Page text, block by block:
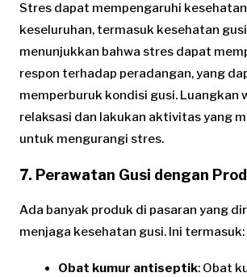
Stres dapat mempengaruhi
keseluruhan, termasuk kesehatan
menunjukkan bahwa stres dapat
respon terhadap peradangan, yang
memperburuk kondisi gusi. Luangkan
relaksasi dan lakukan aktivitas yang
untuk mengurangi stres.
7. Perawatan Gusi dengan
Ada banyak produk di pasaran yang
menjaga kesehatan gusi. Ini termasuk:
Obat kumur antiseptik: Obat